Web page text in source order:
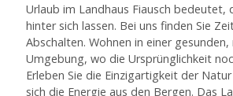
Urlaub im Landhaus Fiausch bedeutet,
hinter sich lassen. Bei uns finden Sie
Abschalten. Wohnen in einer gesunden,
Umgebung, wo die Ursprünglichkeit
Erleben Sie die Einzigartigkeit der
sich die Energie aus den Bergen. Das